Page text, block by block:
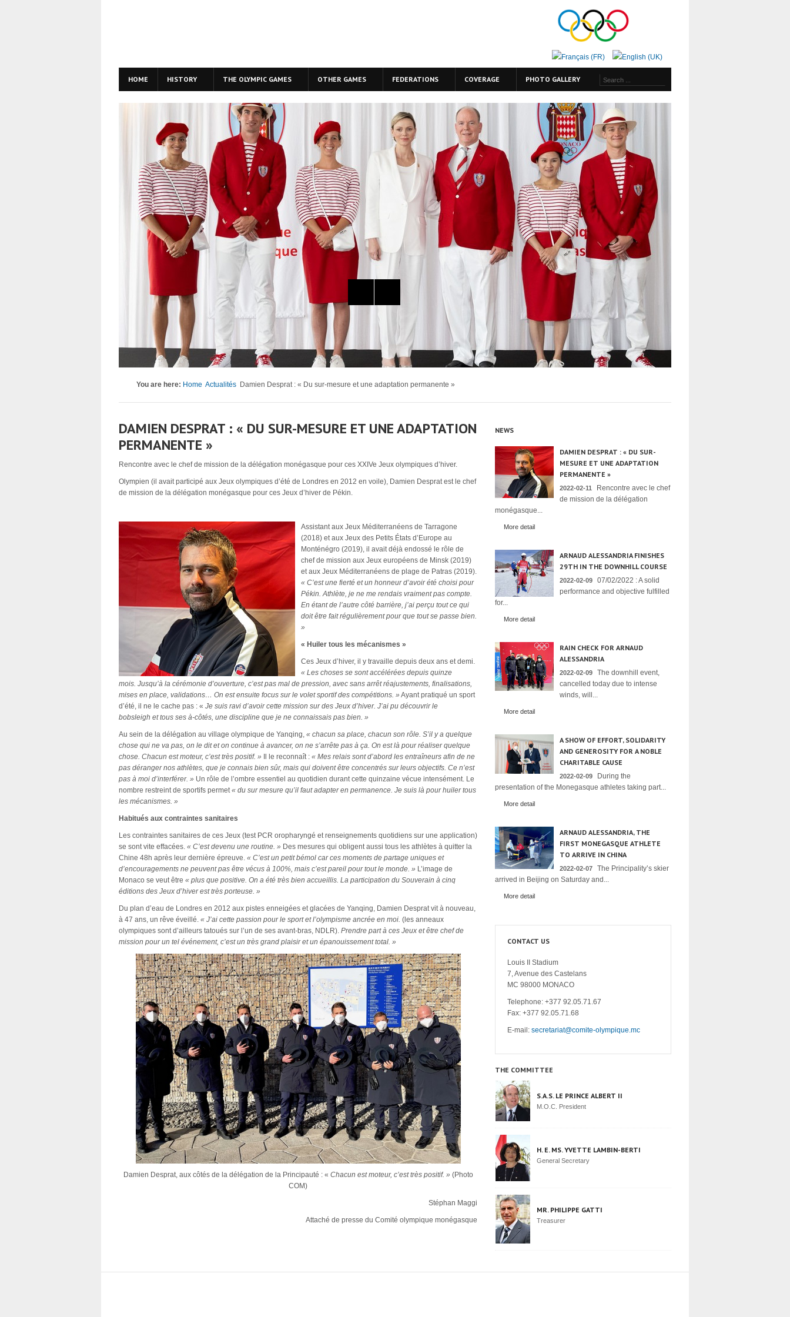
HOME HISTORY THE OLYMPIC GAMES OTHER GAMES FEDERATIONS COVERAGE PHOTO GALLERY
You are here: Home Actualités Damien Desprat : « Du sur-mesure et une adaptation permanente »
DAMIEN DESPRAT : « DU SUR-MESURE ET UNE ADAPTATION
PERMANENTE »
Rencontre avec le chef de mission de la délégation monégasque pour ces XXIVe Jeux olympiques d’hiver.
Olympien (il avait participé aux Jeux olympiques d’été de Londres en 2012 en voile), Damien Desprat est le chef
de mission de la délégation monégasque pour ces Jeux d’hiver de Pékin.
Assistant aux Jeux Méditerranéens de Tarragone
(2018) et aux Jeux des Petits États d’Europe au
Monténégro (2019), il avait déjà endossé le rôle de
chef de mission aux Jeux européens de Minsk (2019)
et aux Jeux Méditerranéens de plage de Patras (2019).
« C’est une fierté et un honneur d’avoir été choisi pour
Pékin. Athlète, je ne me rendais vraiment pas compte.
En étant de l’autre côté barrière, j’ai perçu tout ce qui
doit être fait régulièrement pour que tout se passe bien.
»
« Huiler tous les mécanismes »
Ces Jeux d’hiver, il y travaille depuis deux ans et demi.
« Les choses se sont accélérées depuis quinze
mois. Jusqu’à la cérémonie d’ouverture, c’est pas mal de pression, avec sans arrêt réajustements, finalisations,
mises en place, validations… On est ensuite focus sur le volet sportif des compétitions. » Ayant pratiqué un sport
d’été, il ne le cache pas : « Je suis ravi d’avoir cette mission sur des Jeux d’hiver. J’ai pu découvrir le
bobsleigh et tous ses à-côtés, une discipline que je ne connaissais pas bien. »
Au sein de la délégation au village olympique de Yanqing, « chacun sa place, chacun son rôle. S’il y a quelque
chose qui ne va pas, on le dit et on continue à avancer, on ne s’arrête pas à ça. On est là pour réaliser quelque
chose. Chacun est moteur, c’est très positif. »
Il le reconnaît : « Mes relais sont d’abord les entraîneurs afin de ne
pas déranger nos athlètes, que je connais bien sûr, mais qui doivent être concentrés sur leurs objectifs. Ce n’est
pas à moi d’interférer. » Un rôle de l’ombre essentiel au quotidien durant cette quinzaine vécue intensément. Le
nombre restreint de sportifs permet« du sur mesure qu’il faut adapter en permanence. Je suis là pour huiler tous
les mécanismes. »
Habitués aux contraintes sanitaires
Les contraintes sanitaires de ces Jeux (test PCR oropharyngé et renseignements quotidiens sur une application)
se sont vite effacées. « C’est devenu une routine. » Des mesures qui obligent aussi tous les athlètes à quitter la
Chine 48h après leur dernière épreuve. « C’est un petit bémol car ces moments de partage uniques et
d’encouragements ne peuvent pas être vécus à 100%, mais c’est pareil pour tout le monde. » L’image de
Monaco se veut être « plus que positive. On a été très bien accueillis. La participation du Souverain à cinq
éditions des Jeux d’hiver est très porteuse. »
Du plan d’eau de Londres en 2012 aux pistes enneigées et glacées de Yanqing, Damien Desprat vit à nouveau,
à 47 ans, un rêve éveillé. « J’ai cette passion pour le sport et l’olympisme ancrée en moi. (les anneaux
olympiques sont d’ailleurs tatoués sur l’un de ses avant-bras, NDLR). Prendre part à ces Jeux et être chef de
mission pour un tel événement, c’est un très grand plaisir et un épanouissement total. »
Damien Desprat, aux côtés de la délégation de la Principauté : « Chacun est moteur, c’est très positif. » (Photo
COM)
Stéphan Maggi
Attaché de presse du Comité olympique monégasque
NEWS
DAMIEN DESPRAT : « DU SUR-
MESURE ET UNE ADAPTATION
PERMANENTE »
2022-02-11
Rencontre avec le chef
de mission de la délégation
monégasque...
More detail
ARNAUD ALESSANDRIA FINISHES
29TH IN THE DOWNHILL COURSE
2022-02-09
07/02/2022 : A solid
performance and objective fulfilled
for...
More detail
RAIN CHECK FOR ARNAUD
ALESSANDRIA
2022-02-09
The downhill event,
cancelled today due to intense
winds, will...
More detail
A SHOW OF EFFORT, SOLIDARITY
AND GENEROSITY FOR A NOBLE
CHARITABLE CAUSE
2022-02-09
During the
presentation of the Monegasque athletes taking part...
More detail
ARNAUD ALESSANDRIA, THE
FIRST MONEGASQUE ATHLETE
TO ARRIVE IN CHINA
2022-02-07
The Principality’s skier
arrived in Beijing on Saturday and...
More detail
CONTACT US
Louis II Stadium
7, Avenue des Castelans
MC 98000 MONACO
Telephone: +377 92.05.71.67
Fax: +377 92.05.71.68
E-mail: secretariat@comite-olympique.mc
THE COMMITTEE
S.A.S. LE PRINCE ALBERT II
M.O.C. President
H. E. MS. YVETTE LAMBIN-BERTI
General Secretary
MR. PHILIPPE GATTI
Treasurer